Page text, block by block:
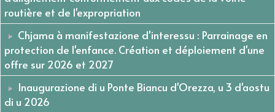
routière et de l'expropriation
Chjama à manifestazione d'interessu : Parrainage en
protection de l'enfance. Création et déploiement d'une
offre sur 2026 et 2027
Inaugurazione di u Ponte Biancu d'Orezza, u 3 d'aostu
di u 2026